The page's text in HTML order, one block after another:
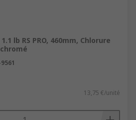
lb RS PRO, 460mm, Chlorure
13,75 €/unité